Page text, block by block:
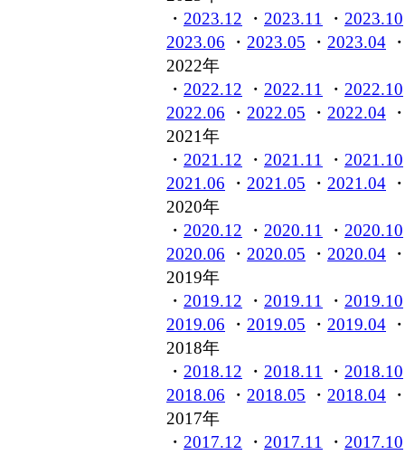
・ 2023.12 ・ 2023.11 ・ 2023.10
2023.06 ・ 2023.05 ・ 2023.04
2022年
・ 2022.12 ・ 2022.11 ・ 2022.10
2022.06 ・ 2022.05 ・ 2022.04
2021年
・ 2021.12 ・ 2021.11 ・ 2021.10
2021.06 ・ 2021.05 ・ 2021.04
2020年
・ 2020.12 ・ 2020.11 ・ 2020.10
2020.06 ・ 2020.05 ・ 2020.04
2019年
・ 2019.12 ・ 2019.11 ・ 2019.10
2019.06 ・ 2019.05 ・ 2019.04
2018年
・ 2018.12 ・ 2018.11 ・ 2018.10
2018.06 ・ 2018.05 ・ 2018.04
2017年
・ 2017.12 ・ 2017.11 ・ 2017.10